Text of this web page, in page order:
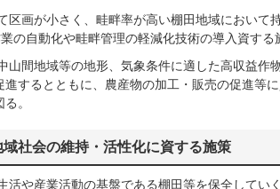
区画が小さく、畦畔率が高い棚田地域において
の自動化や畦畔管理の軽減化技術の導入資する
山間地域等の地形、気象条件に適した高収益作
するとともに、農産物の加工・販売の促進等
。
域社会の維持・活性化に資する施策
活や産業活動の基盤である棚田等を保全してい